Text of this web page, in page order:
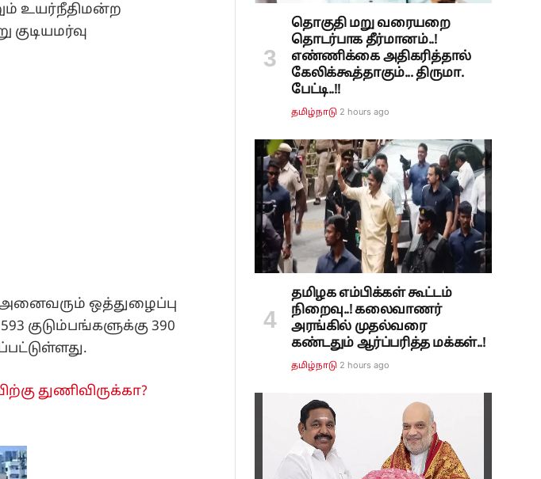
உயர்நீதிமன்ற
அனைவரும் ஒத்துழைப்பு
குடும்பங்களுக்கு 390
துணிவிருக்கா?
தொகுதி மறு வரையறை
தொடர்பாக தீர்மானம்..!
எண்ணிக்கை அதிகரித்தால்
கேலிக்கூத்தாகும்... திருமா.
பேட்டி..!!
தமிழ்நாடு 2 hours ago
தமிழக எம்பிக்கள் கூட்டம்
நிறைவு..! கலைவாணர்
அரங்கில் முதல்வரை
கண்டதும் ஆர்ப்பரித்த மக்கள்..!
தமிழ்நாடு 2 hours ago